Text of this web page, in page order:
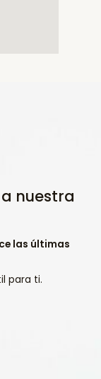
a nuestra
las últimas
para ti.